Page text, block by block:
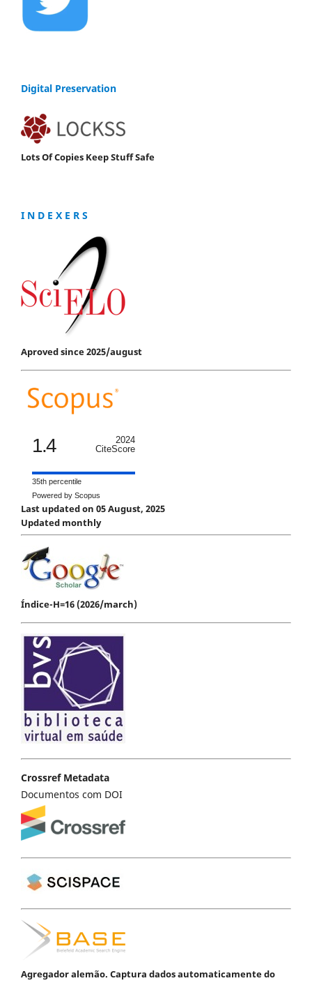
Digital Preservation
Lots Of Copies Keep Stuff Safe
I N D E X E R S
Aproved since 2025/august
1.4
2024
CiteScore
35th percentile
Powered by Scopus
Last updated on 05 August, 2025
Updated monthly
Índice-H=16 (2026/march)
Crossref Metadata
Documentos com DOI
Agregador alemão. Captura dados automaticamente do